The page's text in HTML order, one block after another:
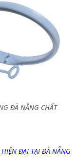
ĐÀ NẴNG CHẤT
HIỆN ĐẠI TẠI ĐÀ NẴNG